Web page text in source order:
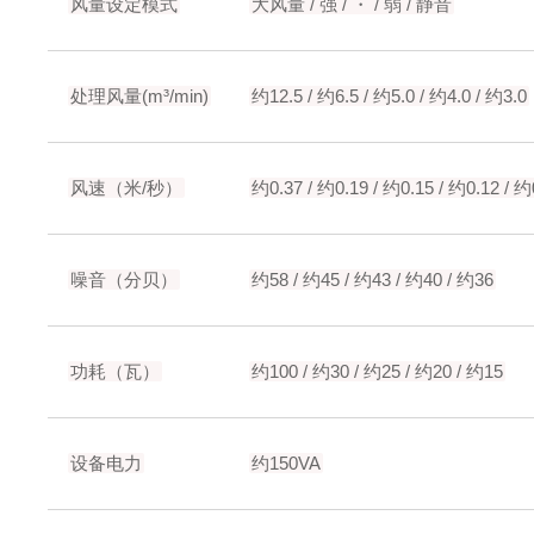
风量设定模式 大风量 / 强 / ・ / 弱 / 静音
处理风量(m³/min) 约12.5 / 约6.5 / 约5.0 / 约4.0 / 约3.0
风速（米/秒） 约0.37 / 约0.19 / 约0.15 / 约0.12 /
噪音（分贝） 约58 / 约45 / 约43 / 约40 / 约36
功耗（瓦） 约100 / 约30 / 约25 / 约20 / 约15
设备电力 约150VA